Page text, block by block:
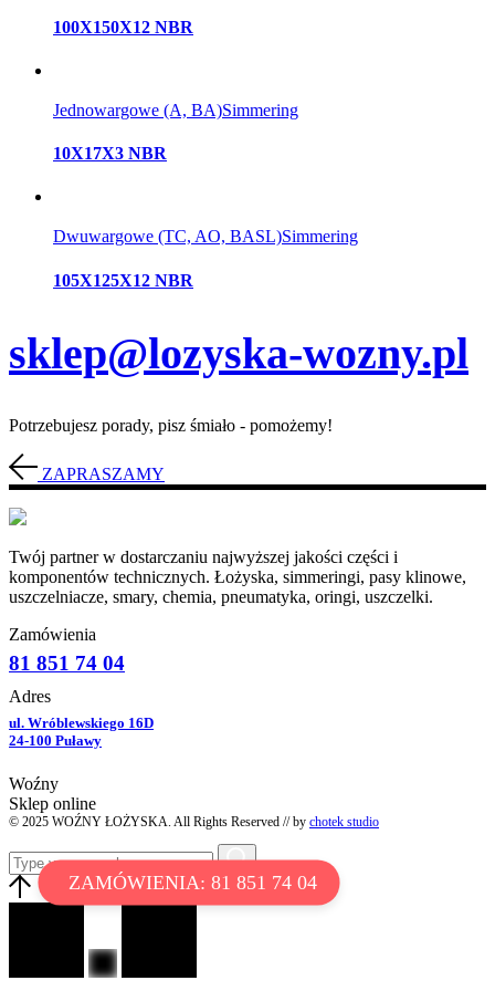
ZAMÓWIENIA: 81 851 74 04
100X150X12 NBR
Jednowargowe (A, BA)Simmering
10X17X3 NBR
Dwuwargowe (TC, AO, BASL)Simmering
105X125X12 NBR
sklep@lozyska-wozny.pl
Potrzebujesz porady, pisz śmiało - pomożemy!
ZAPRASZAMY
Twój partner w dostarczaniu najwyższej jakości części i
komponentów technicznych. Łożyska, simmeringi, pasy klinowe,
uszczelniacze, smary, chemia, pneumatyka, oringi, uszczelki.
Zamówienia
81 851 74 04
Adres
ul. Wróblewskiego 16D
24-100 Puławy
Woźny
Sklep online
© 2025 WOŹNY ŁOŻYSKA. All Rights Reserved // by chotek studio